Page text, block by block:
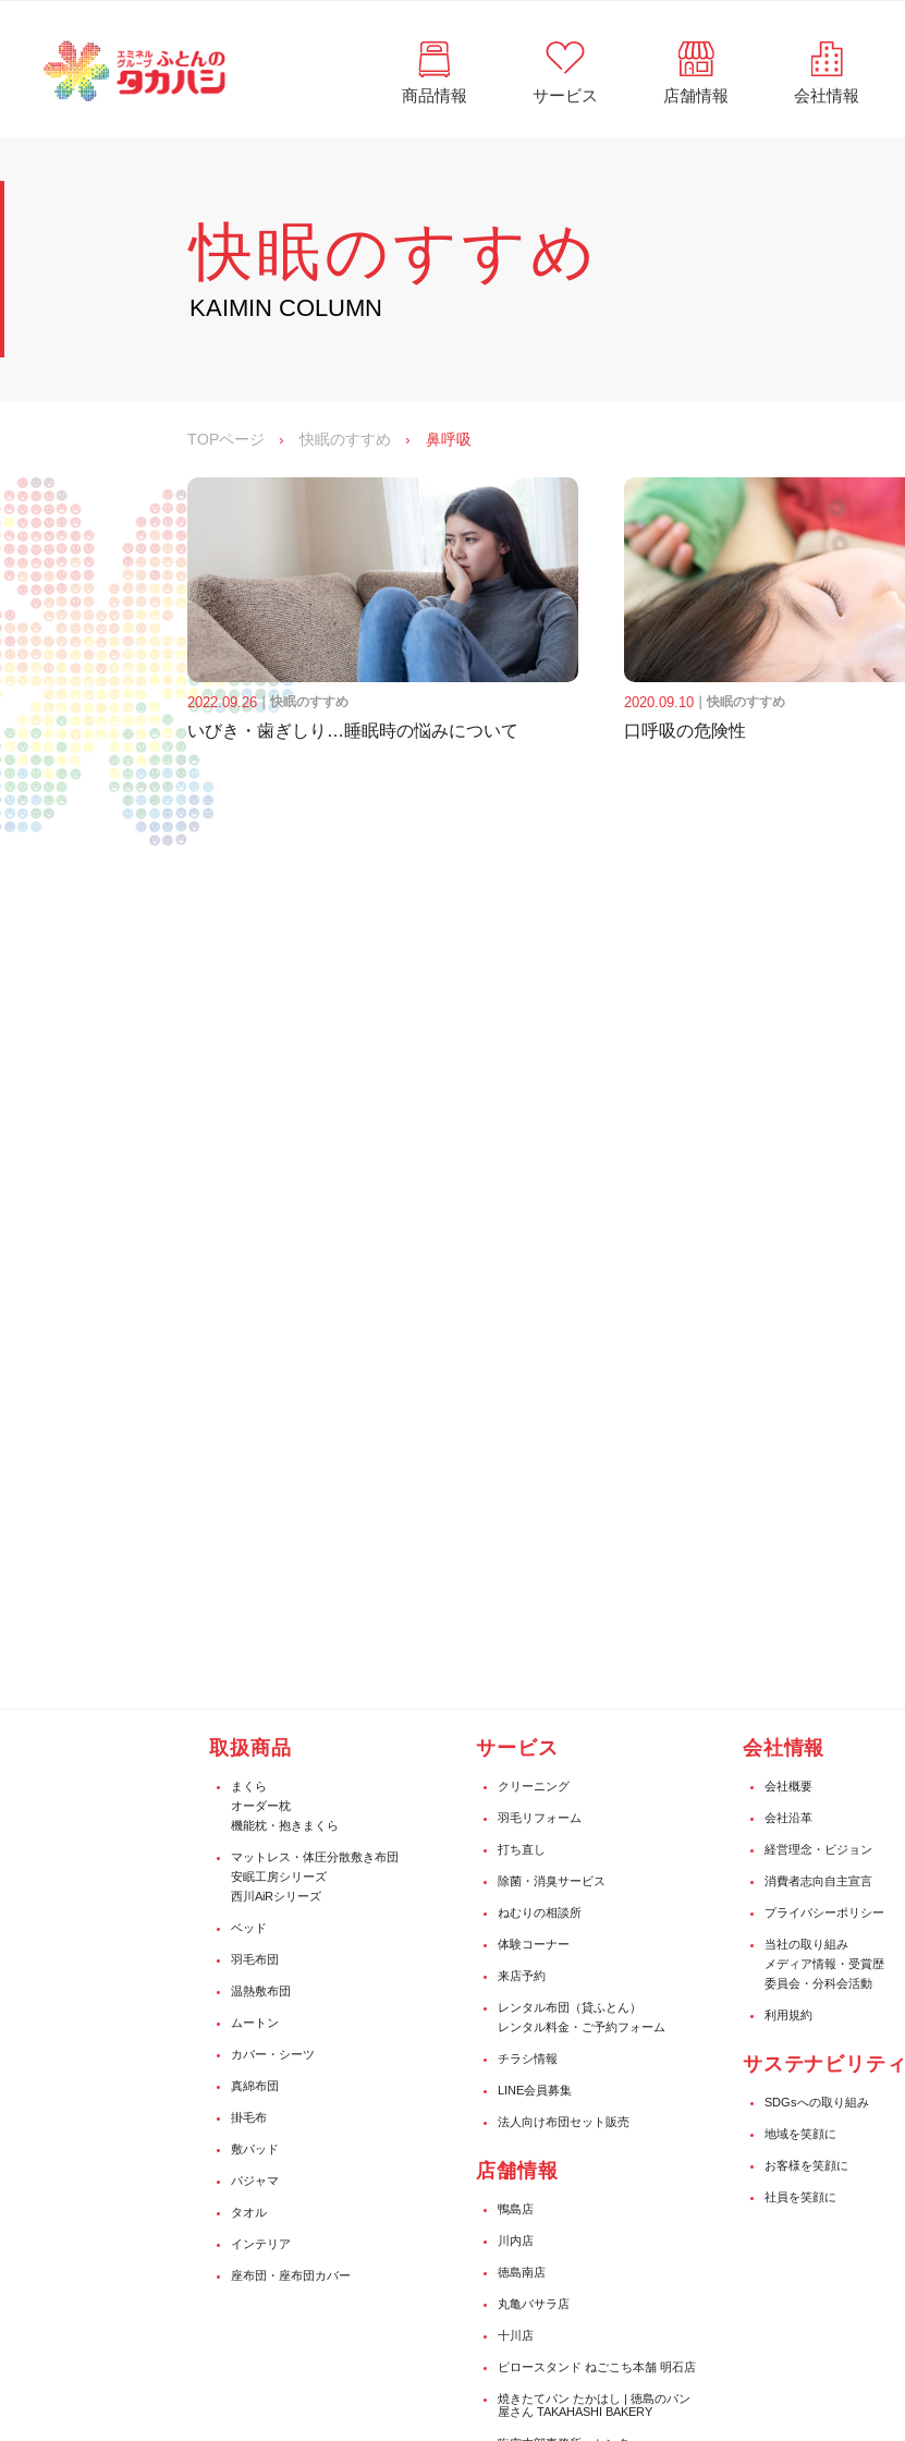
ッ
商品情報 サービス 店舗情報 会社情報
快眠のすすめ
KAIMIN COLUMN
TOPページ › 快眠のすすめ › 鼻呼吸
2022.09.26｜快眠のすすめ
いびき・歯ぎしり…睡眠時の悩みについて
2020.09.10 ｜快眠のすすめ
口呼吸の危険性
取扱商品
まくら
オーダー枕
機能枕・抱きまくら
マットレス・体圧分散敷き布団
安眠工房シリーズ
西川AiRシリーズ
ベッド
羽毛布団
温熱敷布団
ムートン
カバー・シーツ
真綿布団
掛毛布
敷パッド
パジャマ
タオル
インテリア
座布団・座布団カバー
サービス
クリーニング
羽毛リフォーム
打ち直し
除菌・消臭サービス
ねむりの相談所
体験コーナー
来店予約
レンタル布団（貸ふとん）
レンタル料金・ご予約フォーム
チラシ情報
LINE会員募集
法人向け布団セット販売
店舗情報
鴨島店
川内店
徳島南店
丸亀バサラ店
十川店
ピロースタンド ねごこち本舗 明石店
焼きたてパン たかはし | 徳島のパン
屋さん TAKAHASHI BAKERY
会社情報
会社概要
会社沿革
経営理念・ビジョン
消費者志向自主宣言
プライバシーポリシー
当社の取り組み
メディア情報・受賞歴
委員会・分科会活動
利用規約
サステナビリティ
SDGsへの取り組み
地域を笑顔に
お客様を笑顔に
社員を笑顔に
ん
の